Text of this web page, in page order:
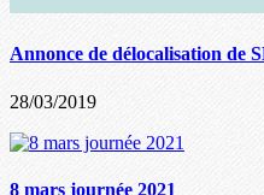
Annonce de délocalisation de
28/03/2019
8 mars journée 2021